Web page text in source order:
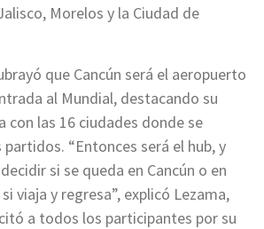
Morelos y la Ciudad de
que Cancún será el aeropuerto
al Mundial, destacando su
con las 16 ciudades donde se
partidos. “Entonces será el hub, y
si se queda en Cancún o en
viaja y regresa”, explicó Lezama,
a todos los participantes por su